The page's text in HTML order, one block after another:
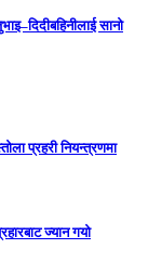
सानो
प्रहरी नियन्त्रणमा
ज्यान गयो